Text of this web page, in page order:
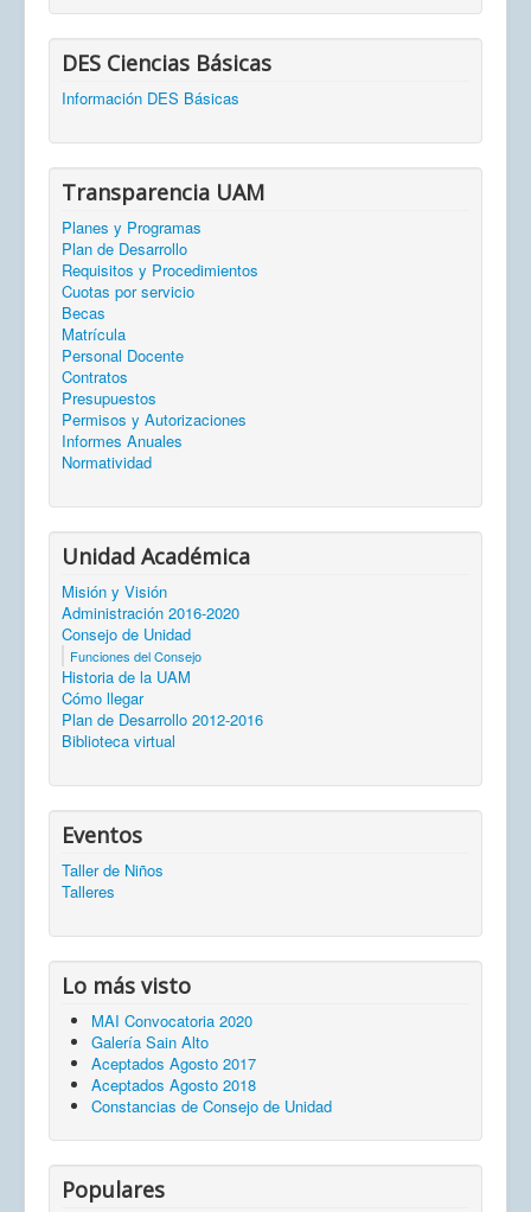
DES Ciencias Básicas
Información DES Básicas
Transparencia UAM
Planes y Programas
Plan de Desarrollo
Requisitos y Procedimientos
Cuotas por servicio
Becas
Matrícula
Personal Docente
Contratos
Presupuestos
Permisos y Autorizaciones
Informes Anuales
Normatividad
Unidad Académica
Misión y Visión
Administración 2016-2020
Consejo de Unidad
Funciones del Consejo
Historia de la UAM
Cómo llegar
Plan de Desarrollo 2012-2016
Biblioteca virtual
Eventos
Taller de Niños
Talleres
Lo más visto
MAI Convocatoria 2020
Galería Sain Alto
Aceptados Agosto 2017
Aceptados Agosto 2018
Constancias de Consejo de Unidad
Populares